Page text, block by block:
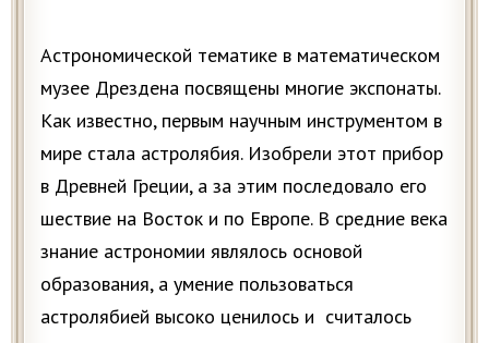
Астрономической тематике в математическом
музее Дрездена посвящены многие экспонаты.
Как известно, первым научным инструментом в
мире стала астролябия. Изобрели этот прибор
в Древней Греции, а за этим последовало его
шествие на Восток и по Европе. В средние века
знание астрономии являлось основой
образования, а умение пользоваться
астролябией высоко ценилось и считалось